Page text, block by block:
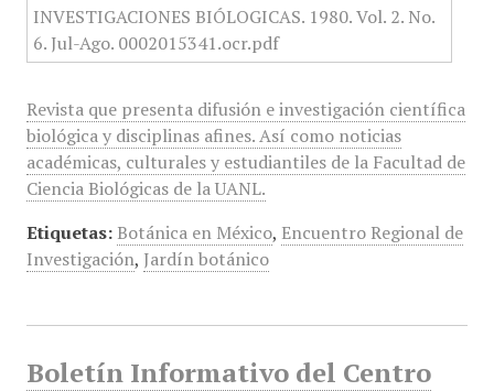
Revista que presenta difusión e investigación científica
biológica y disciplinas afines. Así como noticias
académicas, culturales y estudiantiles de la Facultad de
Ciencia Biológicas de la UANL.
Etiquetas: Botánica en México, Encuentro Regional de
Investigación, Jardín botánico
Boletín Informativo del Centro